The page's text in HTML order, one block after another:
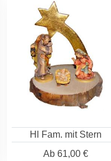
Hl Fam. mit Stern
Ab61,00 €